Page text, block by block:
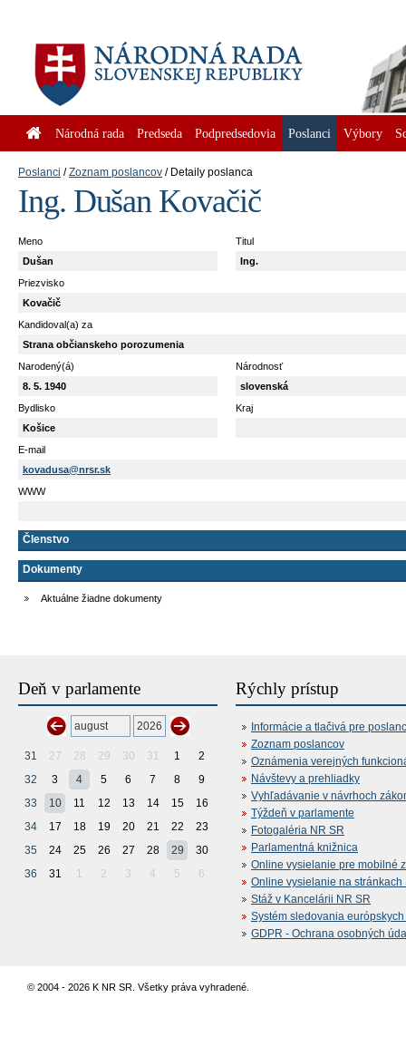
Národná rada Predseda Podpredsedovia Poslanci Výbory
Poslanci Zoznam poslancov Detaily poslanca
Ing. Dušan Kovačič
Meno
Dušan
Titul
Ing.
Priezvisko
Kovačič
Kandidoval(a) za
Strana občianskeho porozumenia
Narodený(á)
8. 5. 1940
Národnosť
slovenská
Bydlisko
Košice
Kraj
E-mail
kovadusa@nrsr.sk
WWW
Členstvo
Dokumenty
Aktuálne žiadne dokumenty
Deň v parlamente
31 27 28 29 30 31 1
2
32
3 4 5 6 7 8
9
33
10 11 12 13 14 15
16
34
17 18 19 20 21 22
23
35
24 25 26 27 28 29
30
36
31 1 2 3 4 5 6
Rýchly prístup
Informácie a tlačivá pre
Zoznam poslancov
Oznámenia verejných
Návštevy a prehliadky
Vyhľadávanie v návrhoch
Týždeň v parlamente
Fotogaléria NR SR
Parlamentná knižnica
Online vysielanie pre mobilné
Online vysielanie na stránkach
Stáž v Kancelárii NR SR
Systém sledovania
GDPR - Ochrana osobných
© 2004 - 2026 K NR SR. Všetky práva vyhradené.